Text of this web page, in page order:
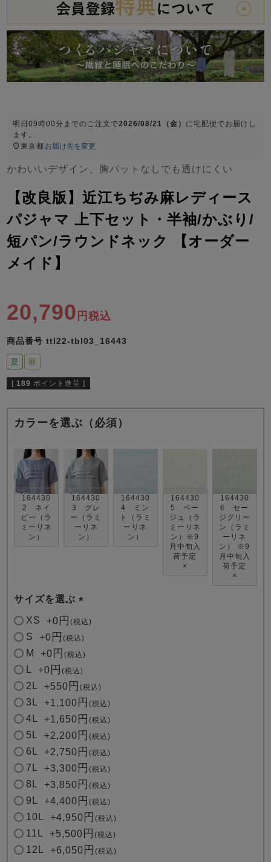
売れ筋ランキング
- Item Ranking -
新着商品
- New Arrival -
すべての季節のパジャマ一覧はこちら
ガールズ長袖 ガールズ半袖 ワンピース
き
り
ボーイズ半袖
ボーイズ前開
ボーイズかぶ
ガールズ上着
単品
ガールズ ズボ
売れ筋ランキング
- Item Ranking -
- New Arrival -
すべてのデザインのパジャマ一覧はこちら
明日09時00分 までのご注文で2026/08/21（金） に宅配便 でお届けし
ます。
東京都 お届け先を変更
かわいいデザイン、胸パットなしでも透けにくい
【改良版】近江ちぢみ麻レディース
パジャマ 上下セット・半袖/かぶり/
短パン/ラウンドネック 【オーダー
メイド】
20,790 税込
商品番号 ttl22-tbl03_16443
夏 麻
[ 189 ポイント進呈 ]
カラーを選ぶ（必須）
164430
2 ネイ
ビー（ラ
ミーリネ
ン）
164430
3 グレ
ー（ラミ
ーリネ
ン）
164430
4 ミン
ト（ラミ
ーリネ
ン）
164430
5 ベー
ジュ（ラ
ミーリネ
ン）※9
月中旬入
荷予定
×
164430
6 セー
ジグリー
ン（ラミ
ーリネ
ン） ※9
月中旬入
荷予定
×
サイズを選ぶ
(
)
XS +0 税込
S +0 税込
M +0 税込
+0 税込
2L +550 税込
3L +1,100 税込
4L +1,650 税込
5L +2,200 税込
6L +2,750 税込
7L +3,300 税込
8L +3,850 税込
9L +4,400 税込
10L +4,950 税込
11L +5,500 税込
12L +6,050 税込